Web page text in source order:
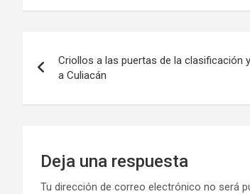
de
entradas
Criollos a las puertas de la clasificación
a Culiacán
Deja una respuesta
Tu dirección de correo electrónico no será